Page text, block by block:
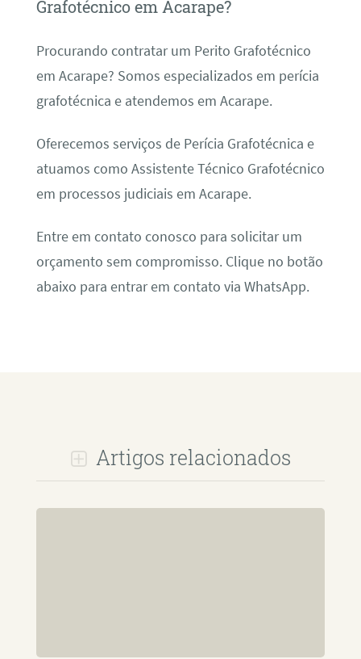
Grafotécnico em Acarape?
Procurando contratar um Perito Grafotécnico
em Acarape? Somos especializados em perícia
grafotécnica e atendemos em Acarape.
Oferecemos serviços de Perícia Grafotécnica e
atuamos como Assistente Técnico Grafotécnico
em processos judiciais em Acarape.
Entre em contato conosco para solicitar um
orçamento sem compromisso. Clique no botão
abaixo para entrar em contato via WhatsApp.
Artigos relacionados